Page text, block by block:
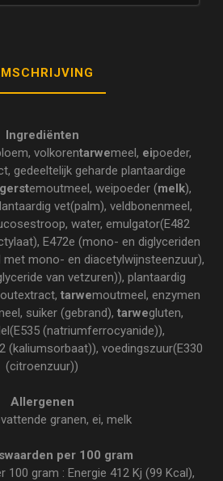
Ingrediënten
volkorentarwemeel, eipoeder,
gedeeltelijk geharde plantaardige
gerstemoutmeel, weipoeder (melk),
vet(palm), veldbonenmeel,
water, emulgator(E482
E472e (mono- en diglyceriden
mono- en diacetylwijnsteenzuur),
van vetzuren)), plantaardig
tarwemoutmeel, enzymen
suiker (gebrand), tarwegluten,
(natriumferrocyanide)),
(kaliumsorbaat)), voedingszuur(E330
(citroenzuur))
Allergenen
granen, ei, melk
per 100 gram
100 gram : Energie 412 Kj (99 Kcal),